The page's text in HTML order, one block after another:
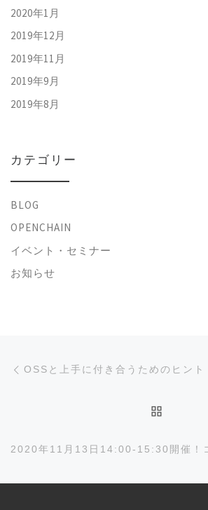
2020年1月
2019年12月
2019年11月
2019年9月
2019年8月
カテゴリー
BLOG
OPENCHAIN
イベント・セミナー
お知らせ
投稿ナビゲーション
OSSと上手に付き合うためのヒント